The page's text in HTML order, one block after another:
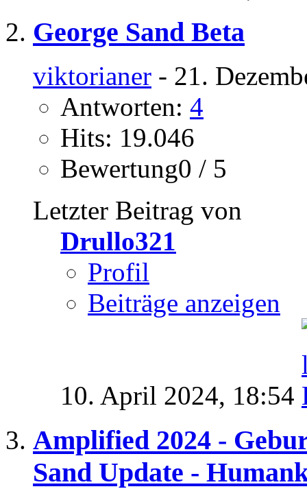
George Sand Beta
viktorianer - 21.
Antworten: 4
Hits: 19.046
Bewertung0 / 5
Letzter Beitrag von
Drullo321
Profil
Beiträge anzeigen
10. April 2024, 18:54
Amplified 2024 -
Sand Update -